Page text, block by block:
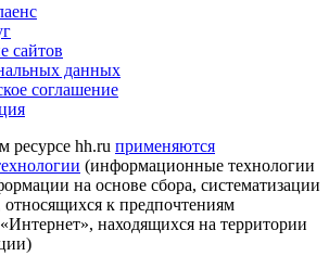
сайтов
данных
соглашение
hh.ru применяются
(информационные технологии
на основе сбора, систематизации
относящихся к предпочтениям
находящихся на территории